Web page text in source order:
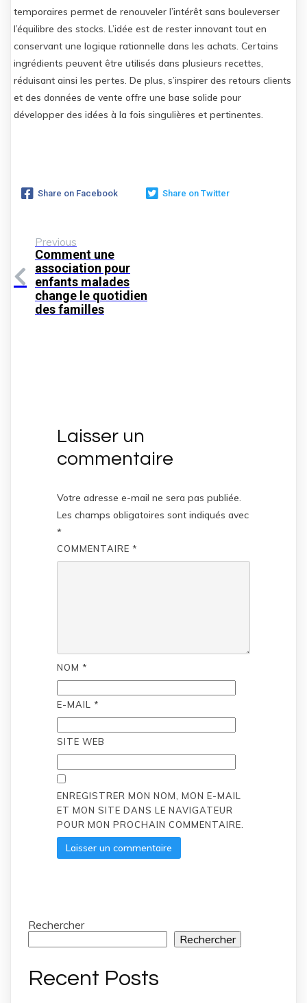
temporaires permet de renouveler l’intérêt sans bouleverser
l’équilibre des stocks. L’idée est de rester innovant tout en
conservant une logique rationnelle dans les achats. Certains
ingrédients peuvent être utilisés dans plusieurs recettes,
réduisant ainsi les pertes. De plus, s’inspirer des retours clients
et des données de vente offre une base solide pour
développer des idées à la fois singulières et pertinentes.
Share on Facebook Share on Twitter
Previous
Comment une
association pour
enfants malades
change le quotidien
des familles
Laisser un
commentaire
Votre adresse e-mail ne sera pas publiée.
Les champs obligatoires sont indiqués avec
*
COMMENTAIRE *
NOM *
E-MAIL *
SITE WEB
ENREGISTRER MON NOM, MON E-MAIL
ET MON SITE DANS LE NAVIGATEUR
POUR MON PROCHAIN COMMENTAIRE.
Rechercher
Rechercher
Recent Posts